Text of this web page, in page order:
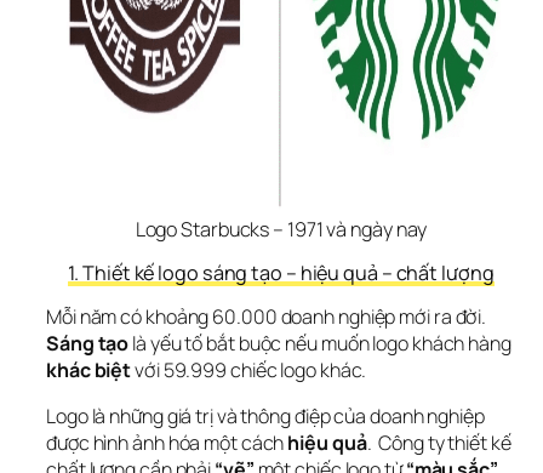
Logo Starbucks – 1971 và ngày nay
1. Thiết kế logo sáng tạo – hiệu quả – chất lượng
Mỗi năm có khoảng 60.000
Sáng tạo
là yếu tố bắt buộc nếu muốn logo khách hàng
khác biệt với 59.999 chiếc logo khác.
Logo là những giá trị và thông điệp của doanh nghiệp
được hình ảnh hóa một cách hiệu quả.  Công ty thiết kế